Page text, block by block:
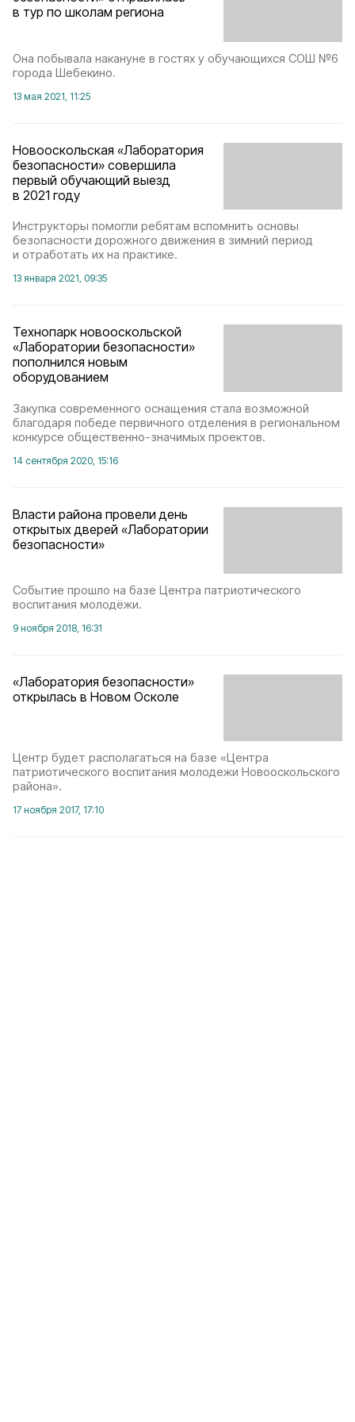
в тур по школам региона
Она побывала накануне в гостях у обучающихся СОШ №6
города Шебекино.
13 мая 2021, 11:25
Новооскольская «Лаборатория
безопасности» совершила
первый обучающий выезд
в 2021 году
Инструкторы помогли ребятам вспомнить основы
безопасности дорожного движения в зимний период
и отработать их на практике.
13 января 2021, 09:35
Технопарк новооскольской
«Лаборатории безопасности»
пополнился новым
оборудованием
Закупка современного оснащения стала возможной
благодаря победе первичного отделения в региональном
конкурсе общественно-значимых проектов.
14 сентября 2020, 15:16
Власти района провели день
открытых дверей «Лаборатории
безопасности»
Событие прошло на базе Центра патриотического
воспитания молодёжи.
9 ноября 2018, 16:31
«Лаборатория безопасности»
открылась в Новом Осколе
Центр будет располагаться на базе «Центра
патриотического воспитания молодежи Новооскольского
района».
17 ноября 2017, 17:10